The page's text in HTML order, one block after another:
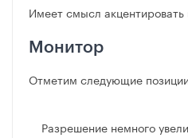
Имеет смысл
Монитор
Отметим следующие
Разрешение немного